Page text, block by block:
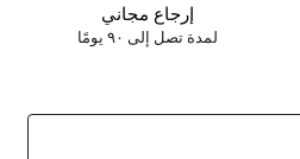
إرجاع مجاني
لمدة تصل إلى ٩٠ يومًا